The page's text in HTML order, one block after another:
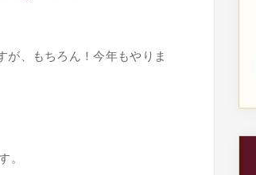
が、もちろん！今年もやりま
。